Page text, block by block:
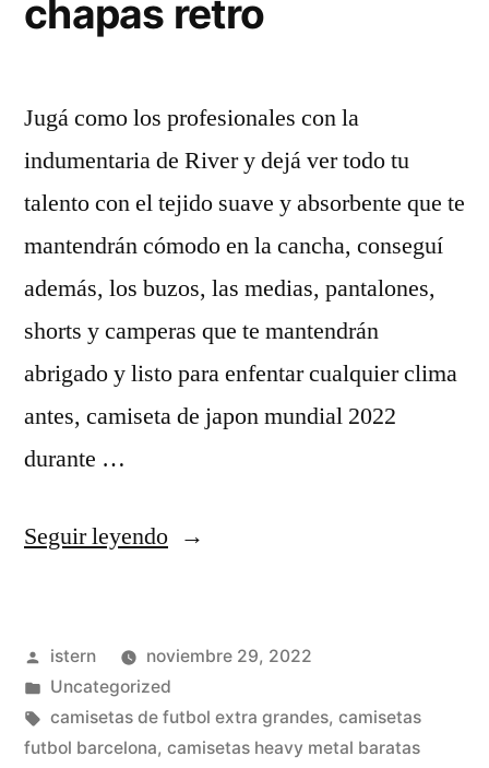
chapas retro
Jugá como los profesionales con la
indumentaria de River y dejá ver todo tu
talento con el tejido suave y absorbente que te
mantendrán cómodo en la cancha, conseguí
además, los buzos, las medias, pantalones,
shorts y camperas que te mantendrán
abrigado y listo para enfentar cualquier clima
antes, camiseta de japon mundial 2022
durante …
Seguir leyendo«equipaciones
retro»
Publicado
por
istern
noviembre 29, 2022
Publicado
en
Uncategorized
Etiquetas:
camisetas de futbol extra grandes, camisetas
futbol barcelona, camisetas heavy metal baratas